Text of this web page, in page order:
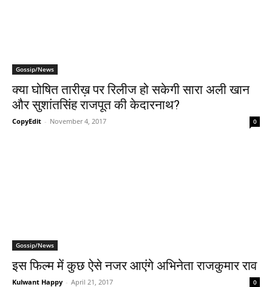
Gossip/News
क्या घोषित तारीख़ पर रिलीज हो सकेगी सारा अली खान
और सुशांतसिंह राजपूत की केदारनाथ?
CopyEdit - November 4, 2017 0
Gossip/News
इस फिल्‍म में कुछ ऐसे नजर आएंगे अभिनेता राजकुमार राव
Kulwant Happy - April 21, 2017 0